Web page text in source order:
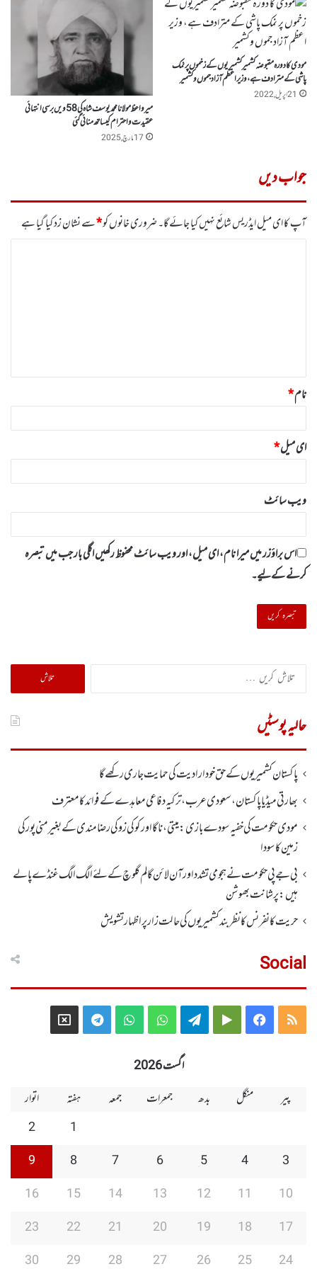
مودی کا دورہ مقبوضہ کشمیر کشمیریوں کے زخموں پر نمک
پاشی کے مترادف ہے، وزیر اعظم آزاد جموں وکشمیر
21 اپریل, 2022
میر واعظ مولانا محمد یوسف شاہ کی 58ویں برسی انتہائی
عقیدت و احترام کیساتھ منائی گئی
17 مارچ, 2025
جواب دیں
آپ کا ای میل ایڈریس شائع نہیں کیا جائے گا۔ضروری خانوں کو*سے نشان زد کیا گیا ہے
نام*
ای میل*
ویب‌ سائٹ
اس براؤزر میں میرا نام، ای میل، اور ویب سائٹ محفوظ رکھیں اگلی بار جب میں تبصرہ
کرنے کےلیے۔
تلاش
کریں
حالیہ پوسٹیں
پاکستان کشمیریوں کے حق خودارادیت کی حمایت جاری رکھے گا
بھارتی میڈیا پاکستان، سعودی عرب، ترکیہ دفاعی معاہدے کے فوائد کا معترف
مودی حکومت کی خفیہ سودے بازی: میتی، ناگا اور کوکی زو کی رضامندی کے بغیر منی پور کی
زمین کا سودا
بی جے پی حکومت نے ہجومی تشدد اورآن لائن گالم گلوچ کے لئے الگ الگ غنڈے پالے
ہیں: پرشانت بھوشن
حریت کانفرنس کا نظر بند کشمیریوں کی حالت زار پر اظہار تشویش
Social
RSS
Facebook
Google
Telegram
WhatsApp
WhatsApp
Telegram
X
اگست 2026
پیر
منگل بدھ جمعرات جمعہ ہفتہ
اتوار
1
2
3
4
5
6
7
8
9
10
11
12
13
14
15
16
17
18
19
20
21
22
23
24
25
26
27
28
29
30